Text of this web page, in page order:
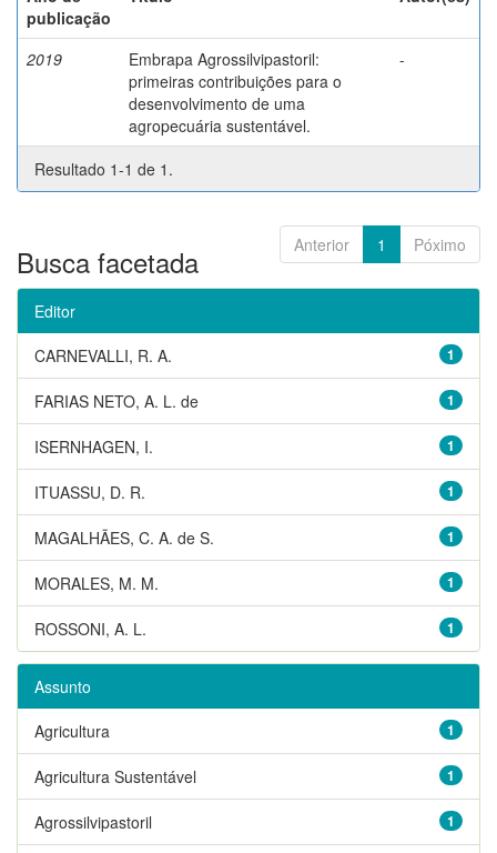
publicação
2019
Embrapa Agrossilvipastoril:
primeiras contribuições para o
desenvolvimento de uma
agropecuária sustentável.
-
Resultado 1-1 de 1.
Anterior 1 Póximo
Busca facetada
Editor
1
CARNEVALLI, R. A.
1
FARIAS NETO, A. L. de
1
ISERNHAGEN, I.
1
ITUASSU, D. R.
1
MAGALHÃES, C. A. de S.
1
MORALES, M. M.
1
ROSSONI, A. L.
Assunto
1
Agricultura
1
Agricultura Sustentável
1
Agrossilvipastoril